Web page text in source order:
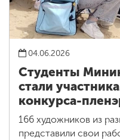
04.06.2026
Студенты
стали
конкурса-
166 художников из
представили свои